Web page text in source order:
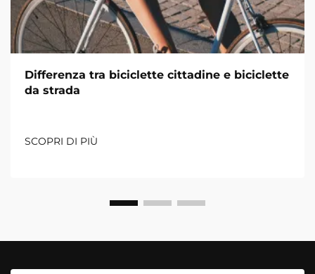
Differenza tra biciclette cittadine e biciclette
da strada
SCOPRI DI PIÙ